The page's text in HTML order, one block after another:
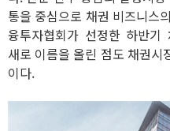
통을 중심으로 채권 비즈니스
융투자협회가 선정한 하반기
새로 이름을 올린 점도 채권시
이다.